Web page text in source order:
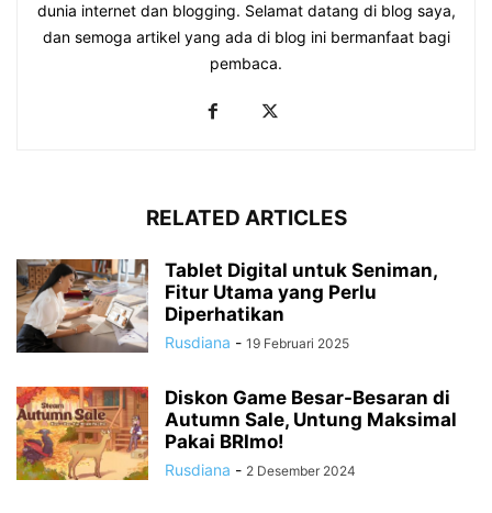
dunia internet dan blogging. Selamat datang di blog saya,
dan semoga artikel yang ada di blog ini bermanfaat bagi
pembaca.
RELATED ARTICLES
Tablet Digital untuk Seniman,
Fitur Utama yang Perlu
Diperhatikan
Rusdiana - 19 Februari 2025
Diskon Game Besar-Besaran di
Autumn Sale, Untung Maksimal
Pakai BRImo!
Rusdiana - 2 Desember 2024